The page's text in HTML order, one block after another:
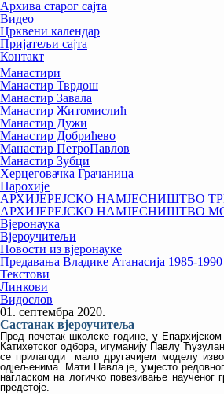
Архива старог сајта
Видео
Црквени календар
Пријатељи сајта
Контакт
Манастири
Манастир Тврдош
Манастир Завала
Манастир Житомислић
Манастир Дужи
Манастир Добрићево
Манастир ПетроПавлов
Манастир Зубци
Херцеговачка Грачаница
Парохије
АРХИЈЕРЕЈСКО НАМЈЕСНИШТВО
АРХИЈЕРЕЈСКО НАМЈЕСНИШТВО
Вјеронаука
Вјероучитељи
Новости из вјеронауке
Предавања Владике Атанасија 1985-1990
Текстови
Линкови
Видослов
01. септембра 2020.
Састанак вјероучитеља
Пред почетак школске године, у
Катихетског одбора, игуманију Павлу
се прилагоди мало другачијем моделу
одјељенима. Мати Павла је, умјесто
нагласком на логичко повезивање
предстоје.